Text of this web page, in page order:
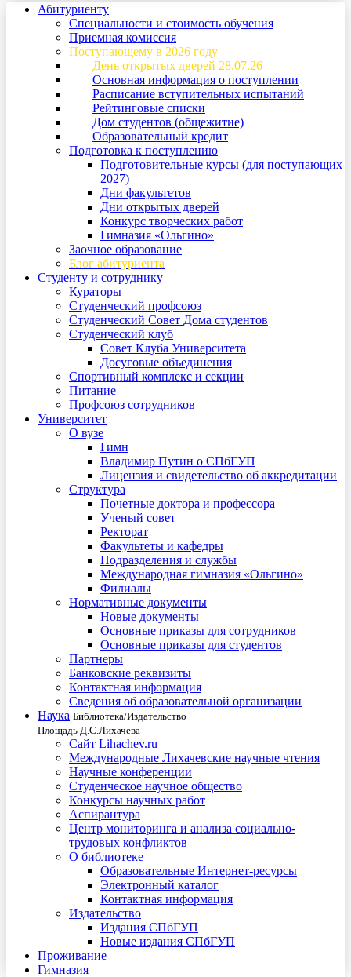
Абитуриенту
Специальности и стоимость обучения
Приемная комиссия
Поступающему в 2026 году
День открытых дверей 28.07.26
Основная информация о поступлении
Расписание вступительных испытаний
Рейтинговые списки
Дом студентов (общежитие)
Образовательный кредит
Подготовка к поступлению
Подготовительные курсы (для поступающих
2027)
Дни факультетов
Дни открытых дверей
Конкурс творческих работ
Гимназия «Ольгино»
Заочное образование
Блог абитуриента
Студенту и сотруднику
Кураторы
Студенческий профсоюз
Студенческий Совет Дома студентов
Студенческий клуб
Совет Клуба Университета
Досуговые объединения
Спортивный комплекс и секции
Питание
Профсоюз сотрудников
Университет
О вузе
Гимн
Владимир Путин о СПбГУП
Лицензия и свидетельство об аккредитации
Структура
Почетные доктора и профессора
Ученый совет
Ректорат
Факультеты и кафедры
Подразделения и службы
Международная гимназия «Ольгино»
Филиалы
Нормативные документы
Новые документы
Основные приказы для сотрудников
Основные приказы для студентов
Партнеры
Банковские реквизиты
Контактная информация
Сведения об образовательной организации
Наука Библиотека/Издательство
Площадь Д.С.Лихачева
Сайт Lihachev.ru
Международные Лихачевские научные чтения
Научные конференции
Студенческое научное общество
Конкурсы научных работ
Аспирантура
Центр мониторинга и анализа социально-
трудовых конфликтов
О библиотеке
Образовательные Интернет-ресурсы
Электронный каталог
Контактная информация
Издательство
Издания СПбГУП
Новые издания СПбГУП
Проживание
Гимназия